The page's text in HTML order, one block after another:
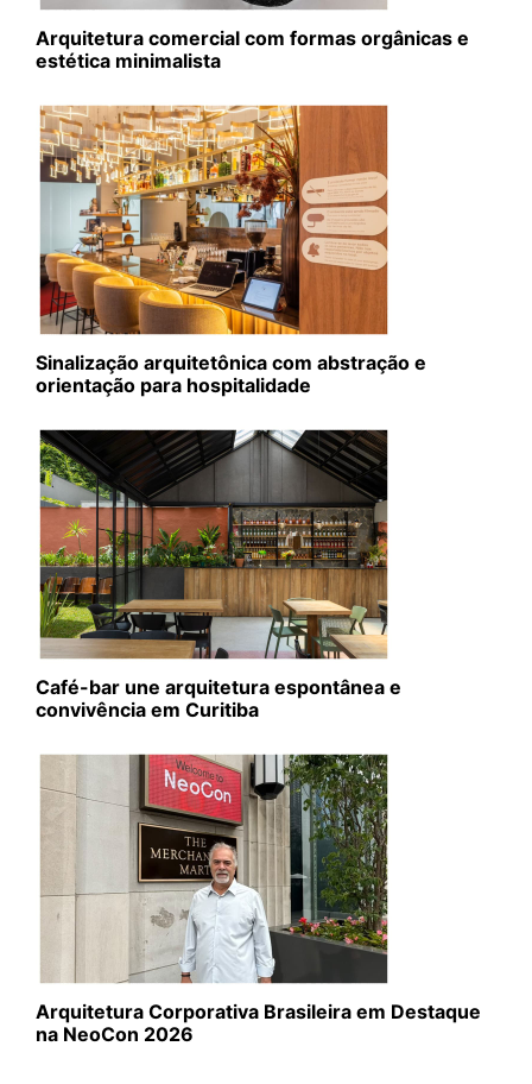
Arquitetura comercial com formas orgânicas e
estética minimalista
Sinalização arquitetônica com abstração e
orientação para hospitalidade
Café-bar une arquitetura espontânea e
convivência em Curitiba
Arquitetura Corporativa Brasileira em Destaque
na NeoCon 2026